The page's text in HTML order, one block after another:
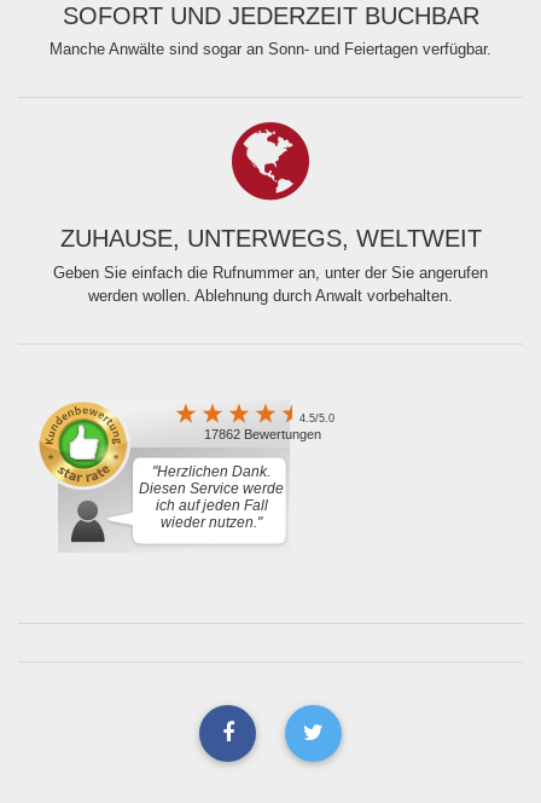
SOFORT UND JEDERZEIT BUCHBAR
Manche Anwälte sind sogar an Sonn- und Feiertagen verfügbar.
ZUHAUSE, UNTERWEGS, WELTWEIT
Geben Sie einfach die Rufnummer an, unter der Sie angerufen
werden wollen. Ablehnung durch Anwalt vorbehalten.
4.5/5.0
17862 Bewertungen
"Herzlichen Dank.
Diesen Service werde
ich auf jeden Fall
wieder nutzen."